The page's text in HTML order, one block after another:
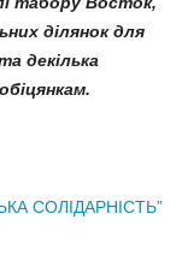
ділянок для
декілька
СОЛІДАРНІСТЬ”